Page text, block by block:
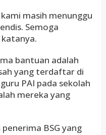
masih menunggu
Semoga
bantuan adalah
yang terdaftar di
PAI pada sekolah
mereka yang
BSG yang